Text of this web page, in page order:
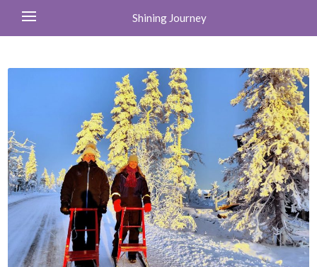
Shining Journey